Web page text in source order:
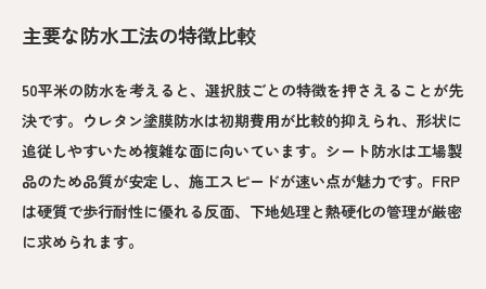
主要な防水工法の特徴比較
50平米の防水を考えると、選択肢ごとの特徴を押さえることが先
決です。ウレタン塗膜防水は初期費用が比較的抑えられ、形状に
追従しやすいため複雑な面に向いています。シート防水は工場製
品のため品質が安定し、施工スピードが速い点が魅力です。FRP
は硬質で歩行耐性に優れる反面、下地処理と熱硬化の管理が厳密
に求められます。